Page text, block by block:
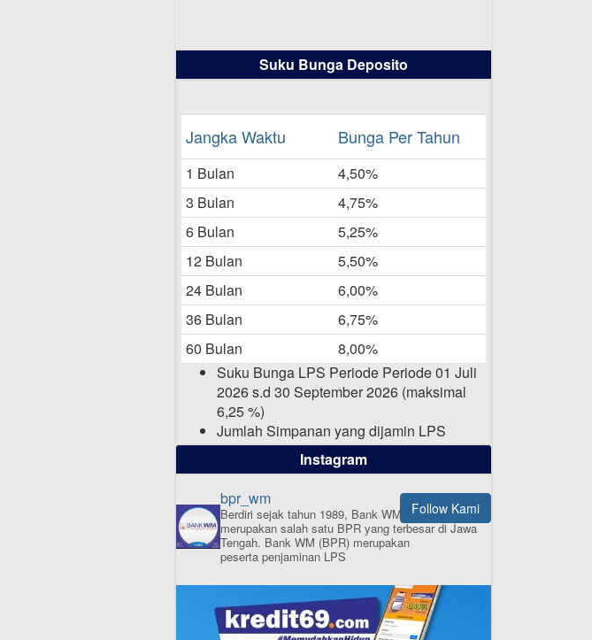
Daftar Pemenang Undian
16-06-2025
Daftar Pemenang Undian
TAMASHA Bulan Mei 2025
20-05-2025
Laporan Keuangan Berkelanjutan
06-05-2025
Daftar Pemenang Undian
TAMASHA Bulan April 2025
Pengumuman Nama Baru
Perusahaan
03-03-2025
Suku Bunga Deposito
Jangka Waktu Bunga Per Tahun
1 Bulan
4,50%
3 Bulan
4,75%
6 Bulan
5,25%
12 Bulan
5,50%
24 Bulan
6,00%
36 Bulan
6,75%
60 Bulan
8,00%
Suku Bunga LPS Periode Periode 01 Juli
2026 s.d 30 September 2026 (maksimal
6,25 %)
Jumlah Simpanan yang dijamin LPS
maksimal sampai dengan 2 Milyar Rupiah
per nasabah dalam satu bank
ISI APLIKASI SEKARANG
Instagram
Follow Kami
bpr_wm
Berdiri sejak tahun 1989, Bank WM (BPR)
merupakan salah satu BPR yang terbesar di Jawa
Tengah. Bank WM (BPR) merupakan
peserta penjaminan LPS